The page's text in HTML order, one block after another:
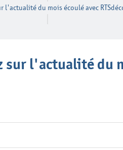
l'actualité du mois écoulé avec
sur l'actualité du